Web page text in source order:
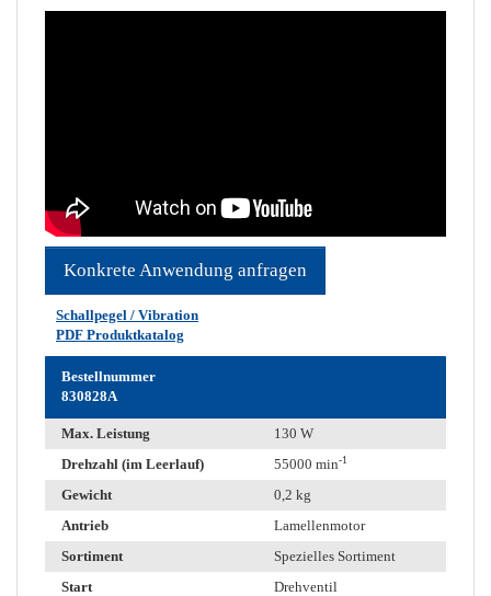
Konkrete Anwendung anfragen
Schallpegel / Vibration
PDF Produktkatalog
Bestellnummer
830828A
Max. Leistung
130 W
Drehzahl (im Leerlauf)
55000 min-1
Gewicht
0,2 kg
Antrieb
Lamellenmotor
Sortiment
Spezielles Sortiment
Start
Drehventil